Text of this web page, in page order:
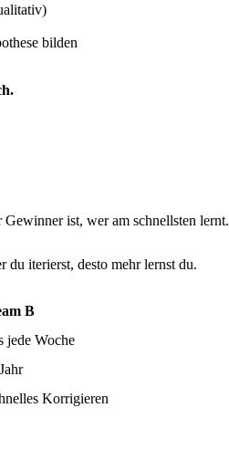
bilden
ist, wer am schnellsten lernt.
du iterierst, desto mehr lernst du.
B
jede Woche
Korrigieren